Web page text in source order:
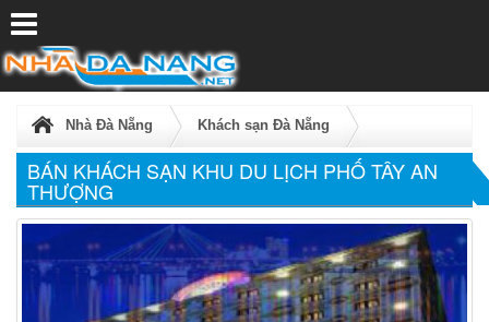
Nhà Đà Nẵng Khách sạn Đà Nẵng
Khách Sạn Ven BIển Mã tin: 586
BÁN KHÁCH SẠN KHU DU LỊCH PHỐ TÂY AN
THƯỢNG